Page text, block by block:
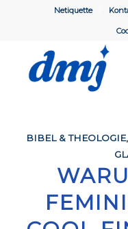
Netiquette
BIBEL & THEOLOGIE,